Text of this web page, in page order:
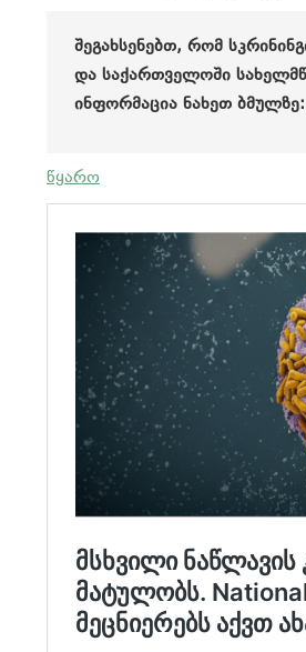
ᲨᲔᲒᲐᲮᲡᲔᲜᲔᲑᲗ, ᲠᲝᲛ
ᲓᲐ ᲡᲐᲥᲐᲠᲗᲕᲔᲚᲝᲨᲘ
ᲘᲜᲤᲝᲠᲛᲐᲪᲘᲐ ᲜᲐᲮᲔᲗ ᲑᲛᲣᲚᲖᲔ:
წყარო